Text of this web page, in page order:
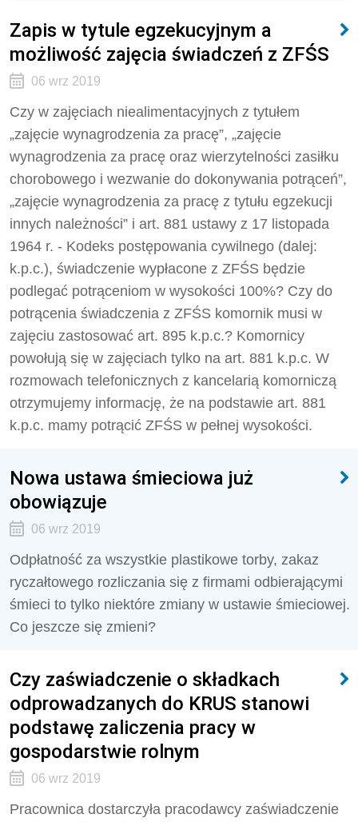
Zapis w tytule egzekucyjnym a
możliwość zajęcia świadczeń z ZFŚS
06 wrz 2019
Czy w zajęciach niealimentacyjnych z tytułem
„zajęcie wynagrodzenia za pracę”, „zajęcie
wynagrodzenia za pracę oraz wierzytelności zasiłku
chorobowego i wezwanie do dokonywania potrąceń”,
„zajęcie wynagrodzenia za pracę z tytułu egzekucji
innych należności” i art. 881 ustawy z 17 listopada
1964 r. - Kodeks postępowania cywilnego (dalej:
k.p.c.), świadczenie wypłacone z ZFŚS będzie
podlegać potrąceniom w wysokości 100%? Czy do
potrącenia świadczenia z ZFŚS komornik musi w
zajęciu zastosować art. 895 k.p.c.? Komornicy
powołują się w zajęciach tylko na art. 881 k.p.c. W
rozmowach telefonicznych z kancelarią komorniczą
otrzymujemy informację, że na podstawie art. 881
k.p.c. mamy potrącić ZFŚS w pełnej wysokości.
Nowa ustawa śmieciowa już
obowiązuje
06 wrz 2019
Odpłatność za wszystkie plastikowe torby, zakaz
ryczałtowego rozliczania się z firmami odbierającymi
śmieci to tylko niektóre zmiany w ustawie śmieciowej.
Co jeszcze się zmieni?
Czy zaświadczenie o składkach
odprowadzanych do KRUS stanowi
podstawę zaliczenia pracy w
gospodarstwie rolnym
06 wrz 2019
Pracownica dostarczyła pracodawcy zaświadczenie